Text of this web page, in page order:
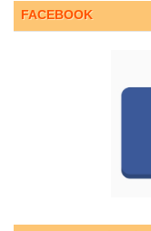
FACEBOOK